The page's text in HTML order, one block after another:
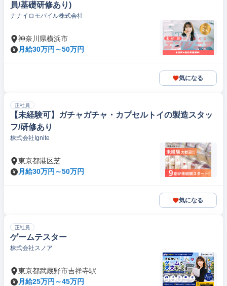
員/基礎研修あり)
ナナイロモバイル株式会社
神奈川県横浜市
月給30万円～50万円
気になる
正社員
【未経験可】ガチャガチャ・カプセルトイの製造スタッ
フ/研修あり
株式会社Ignite
東京都港区芝
月給30万円～50万円
気になる
正社員
ゲームテスター
株式会社スノア
東京都武蔵野市吉祥寺駅
月給25万円～45万円